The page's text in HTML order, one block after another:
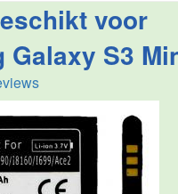
voor
Galaxy S3